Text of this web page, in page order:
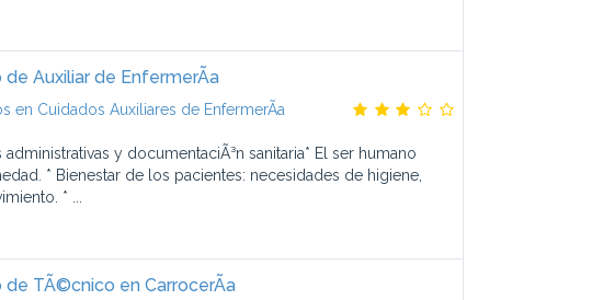
de Auxiliar de EnfermerÃ­a
en Cuidados Auxiliares de EnfermerÃ­a
administrativas y documentaciÃ³n sanitaria* El ser humano
* Bienestar de los pacientes: necesidades de higiene,
* ...
de TÃ©cnico en CarrocerÃ­a